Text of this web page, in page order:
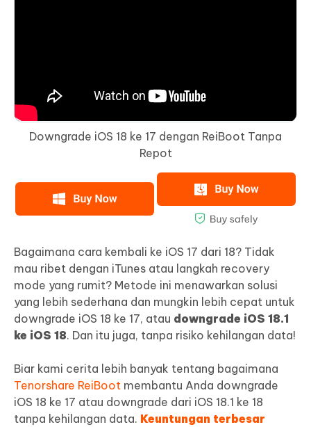
Downgrade iOS 18 ke 17 dengan ReiBoot Tanpa
Repot
Bagaimana cara kembali ke iOS 17 dari 18? Tidak
mau ribet dengan iTunes atau langkah recovery
mode yang rumit? Metode ini menawarkan solusi
yang lebih sederhana dan mungkin lebih cepat untuk
downgrade iOS 18 ke 17, atau downgrade iOS 18.1
ke iOS 18. Dan itu juga, tanpa risiko kehilangan data!
Biar kami cerita lebih banyak tentang bagaimana
Tenorshare ReiBoot membantu Anda downgrade
iOS 18 ke 17 atau downgrade dari iOS 18.1 ke 18
tanpa kehilangan data. Keuntungan terbesar